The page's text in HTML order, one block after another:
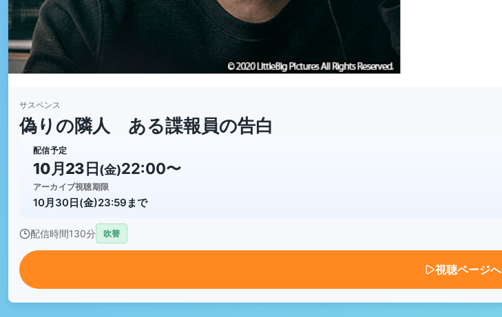
サスペンス
偽りの隣人 ある諜報員の告白
配信予定
10月23日 (金)22:00〜
アーカイブ視聴期限
10月30日(金)23:59まで
配信時間130分 吹替
視聴ページへ